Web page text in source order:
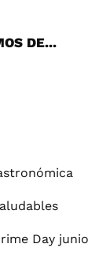
DE...
Day junio